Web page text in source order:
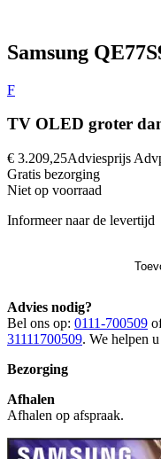
Samsung
F
TV OLED groter
€ 3.209,25Adviesprijs
Gratis bezorging
Niet op voorraad
Informeer naar de levertijd
Advies nodig?
Bel ons op: 0111-700509
31111700509. We helpen
Bezorging
Afhalen
Afhalen op afspraak.